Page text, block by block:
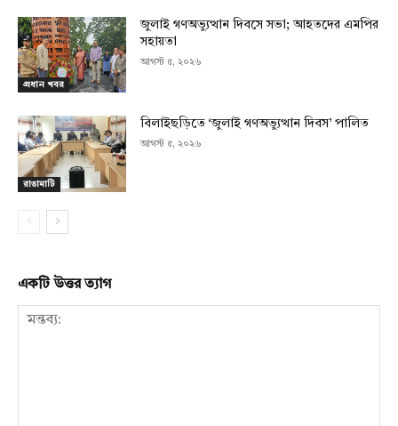
প্রধান খবর
জুলাই গণঅভ্যুত্থান দিবসে সভা; আহতদের এমপির
সহায়তা
আগস্ট ৫, ২০২৬
রাঙামাটি
বিলাইছড়িতে ‘জুলাই গণঅভ্যুত্থান দিবস’ পালিত
আগস্ট ৫, ২০২৬
একটি উত্তর ত্যাগ